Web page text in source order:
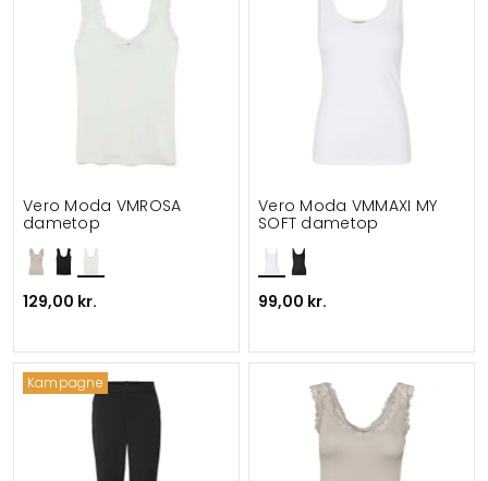
Vero Moda VMROSA
dametop
129,00 kr.
Vero Moda VMMAXI MY
SOFT dametop
99,00 kr.
Kampagne